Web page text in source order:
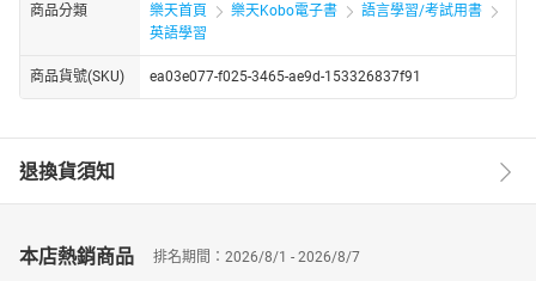
主題式寫作：撰寫描寫文
科技新知：ChatGPT 奇蹟？抑或是危機？
安全知識：消防安全 辨別事實與虛構，提升火場逃生機會
★電子書無提供點讀功能及互動學習軟體下載。
商品分類 樂天首頁 樂天Kobo電子書
語言學習/考試用書
英語學習
商品貨號(SKU) ea03e077-f025-3465-ae9d-153326837f91
退換貨須知
本店熱銷商品 排名期間：2026/8/1 - 2026/8/7